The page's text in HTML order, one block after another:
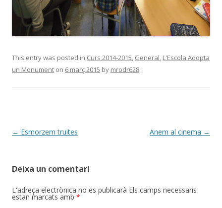
This entry was posted in Curs 2014-2015, General, L'Escola Adopta
un Monument on 6 març 2015 by mrodr628.
Post
← Esmorzem truites Anem al cinema →
Deixa un comentari
L'adreça electrònica no es publicarà Els camps necessaris
estan marcats amb *